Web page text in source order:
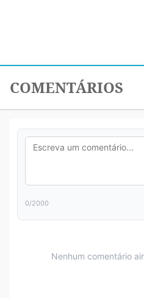
COMENTÁRIOS